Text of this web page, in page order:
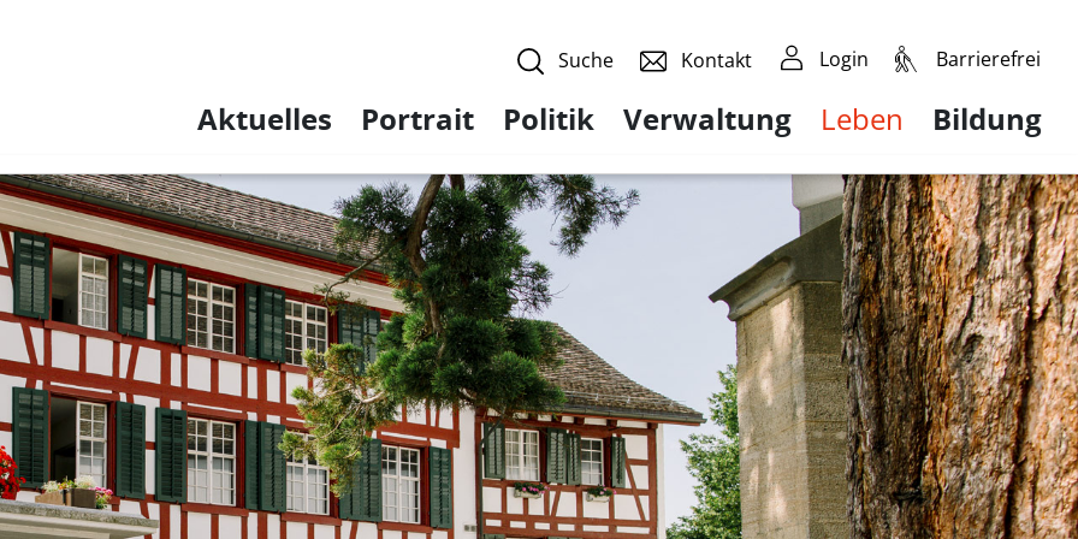
Suche Kontakt Login Barrierefrei
Aktuelles Portrait Politik Verwaltung Leben Bildung